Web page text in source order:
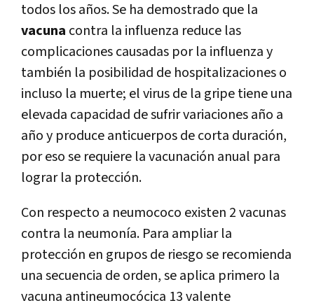
todos los años. Se ha demostrado que la
vacuna contra la influenza reduce las
complicaciones causadas por la influenza y
también la posibilidad de hospitalizaciones o
incluso la muerte; el virus de la gripe tiene una
elevada capacidad de sufrir variaciones año a
año y produce anticuerpos de corta duración,
por eso se requiere la vacunación anual para
lograr la protección.
Con respecto a neumococo existen 2 vacunas
contra la neumonía. Para ampliar la
protección en grupos de riesgo se recomienda
una secuencia de orden, se aplica primero la
vacuna antineumocócica 13 valente